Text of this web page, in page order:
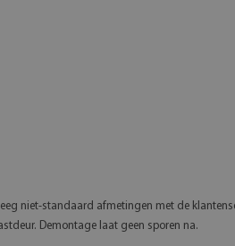
niet-standaard afmetingen met de
Demontage laat geen sporen na.